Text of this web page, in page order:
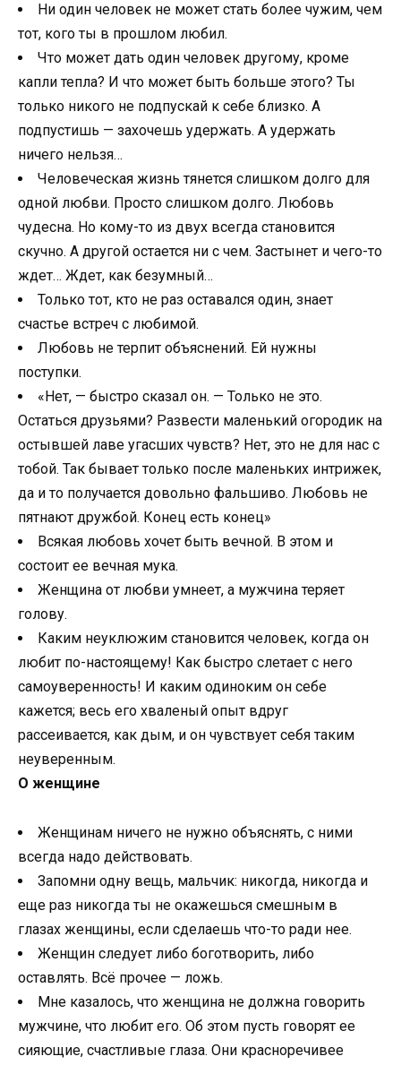
Ни один человек не может стать более чужим, чем
тот, кого ты в прошлом любил.
Что может дать один человек другому, кроме
капли тепла? И что может быть больше этого? Ты
только никого не подпускай к себе близко. А
подпустишь — захочешь удержать. А удержать
ничего нельзя…
Человеческая жизнь тянется слишком долго для
одной любви. Просто слишком долго. Любовь
чудесна. Но кому-то из двух всегда становится
скучно. А другой остается ни с чем. Застынет и чего-то
ждет… Ждет, как безумный…
Только тот, кто не раз оставался один, знает
счастье встреч с любимой.
Любовь не терпит объяснений. Ей нужны
поступки.
«Нет, — быстро сказал он. — Только не это.
Остаться друзьями? Развести маленький огородик на
остывшей лаве угасших чувств? Нет, это не для нас с
тобой. Так бывает только после маленьких интрижек,
да и то получается довольно фальшиво. Любовь не
пятнают дружбой. Конец есть конец»
Всякая любовь хочет быть вечной. В этом и
состоит ее вечная мука.
Женщина от любви умнеет, а мужчина теряет
голову.
Каким неуклюжим становится человек, когда он
любит по-настоящему! Как быстро слетает с него
самоуверенность! И каким одиноким он себе
кажется; весь его хваленый опыт вдруг
рассеивается, как дым, и он чувствует себя таким
неуверенным.
О женщине
Женщинам ничего не нужно объяснять, с ними
всегда надо действовать.
Запомни одну вещь, мальчик: никогда, никогда и
еще раз никогда ты не окажешься смешным в
глазах женщины, если сделаешь что-то ради нее.
Женщин следует либо боготворить, либо
оставлять. Всё прочее — ложь.
Мне казалось, что женщина не должна говорить
мужчине, что любит его. Об этом пусть говорят ее
сияющие, счастливые глаза. Они красноречивее